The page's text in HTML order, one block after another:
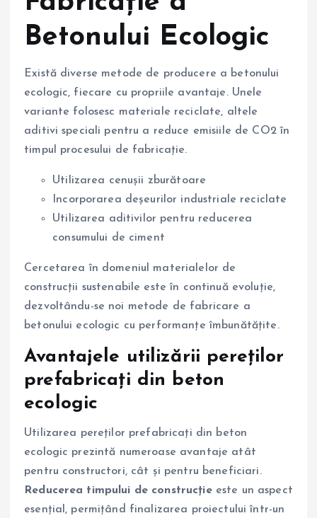
Betonului Ecologic
Există diverse metode de producere a betonului
ecologic, fiecare cu propriile avantaje. Unele
variante folosesc materiale reciclate, altele
aditivi speciali pentru a reduce emisiile de CO2 în
timpul procesului de fabricație.
Utilizarea cenușii zburătoare
Incorporarea deșeurilor industriale reciclate
Utilizarea aditivilor pentru reducerea
consumului de ciment
Cercetarea în domeniul materialelor de
construcții sustenabile este în continuă evoluție,
dezvoltându-se noi metode de fabricare a
betonului ecologic cu performanțe îmbunătățite.
Avantajele utilizării pereților
prefabricați din beton
ecologic
Utilizarea pereților prefabricați din beton
ecologic prezintă numeroase avantaje atât
pentru constructori, cât și pentru beneficiari.
Reducerea timpului de construcțieeste un aspect
esențial, permițând finalizarea proiectului într-un